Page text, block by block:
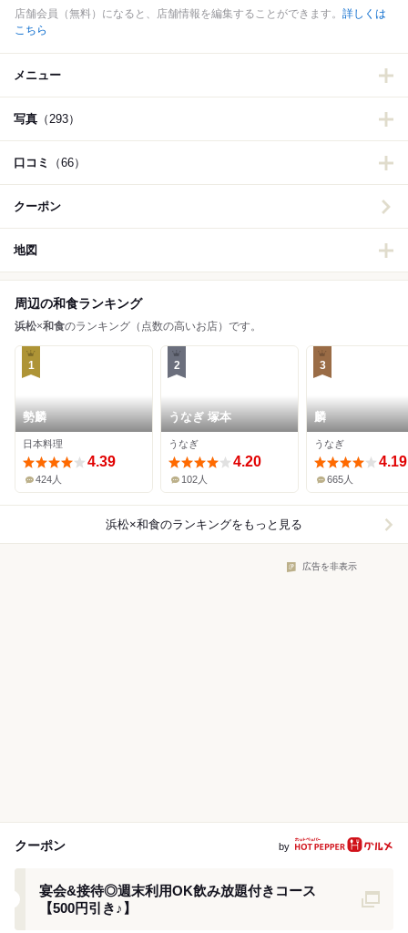
店舗会員（無料）になると、店舗情報を編集することができます。 詳しくは
こちら
メニュー
写真 （293）
口コミ （66）
クーポン
地図
周辺の和食ランキング
浜松×和食のランキング（点数の高いお店）です。
1
勢麟
日本料理
4.39
424人
2
うなぎ 塚本
うなぎ
4.20
102人
3
麟
うなぎ
4.19
665人
浜松×和食のランキングをもっと見る
広告を非表示
クーポン by
宴会&接待◎週末利用OK飲み放題付きコース
【500円引き♪】